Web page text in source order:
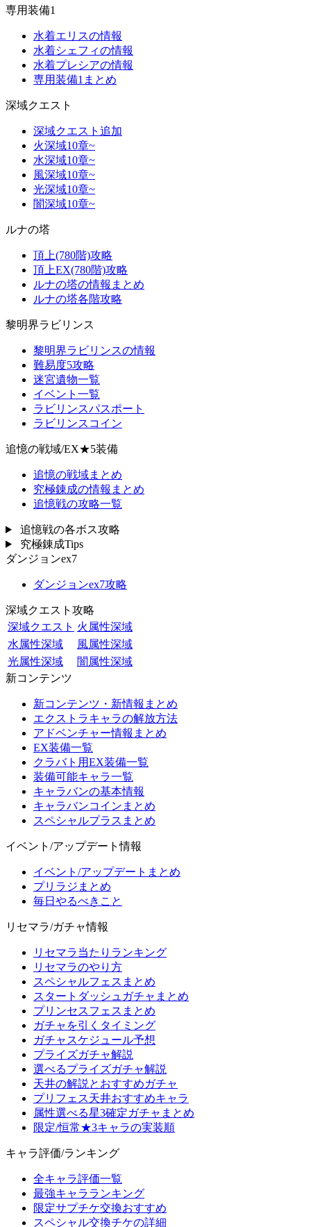
専用装備1
水着エリスの情報
水着シェフィの情報
水着プレシアの情報
専用装備1まとめ
深域クエスト
深域クエスト追加
火深域10章~
水深域10章~
風深域10章~
光深域10章~
闇深域10章~
ルナの塔
頂上(780階)攻略
頂上EX(780階)攻略
ルナの塔の情報まとめ
ルナの塔各階攻略
黎明界ラビリンス
黎明界ラビリンスの情報
難易度5攻略
迷宮遺物一覧
イベント一覧
ラビリンスパスポート
ラビリンスコイン
追憶の戦域/EX★5装備
追憶の戦域まとめ
究極錬成の情報まとめ
追憶戦の攻略一覧
追憶戦の各ボス攻略
究極錬成Tips
ダンジョンex7
ダンジョンex7攻略
深域クエスト攻略
深域クエスト 火属性深域
水属性深域
風属性深域
光属性深域
闇属性深域
新コンテンツ
新コンテンツ・新情報まとめ
エクストラキャラの解放方法
アドベンチャー情報まとめ
EX装備一覧
クラバト用EX装備一覧
装備可能キャラ一覧
キャラバンの基本情報
キャラバンコインまとめ
スペシャルプラスまとめ
イベント/アップデート情報
イベント/アップデートまとめ
プリラジまとめ
毎日やるべきこと
リセマラ/ガチャ情報
リセマラ当たりランキング
リセマラのやり方
スペシャルフェスまとめ
スタートダッシュガチャまとめ
プリンセスフェスまとめ
ガチャを引くタイミング
ガチャスケジュール予想
プライズガチャ解説
選べるプライズガチャ解説
天井の解説とおすすめガチャ
プリフェス天井おすすめキャラ
属性選べる星3確定ガチャまとめ
限定/恒常★3キャラの実装順
キャラ評価/ランキング
全キャラ評価一覧
最強キャラランキング
限定サプチケ交換おすすめ
スペシャル交換チケの詳細